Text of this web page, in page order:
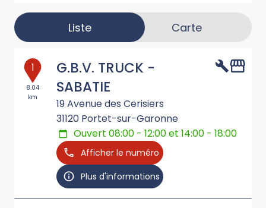
Liste Carte
1
8.04
km
G.B.V. TRUCK -
SABATIE
19 Avenue des Cerisiers
31120 Portet-sur-Garonne
Ouvert 08:00 - 12:00 et 14:00 - 18:00
Afficher le numéro
Plus d'informations